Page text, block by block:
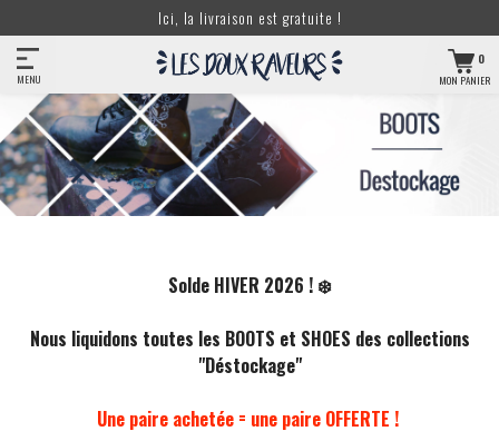
Ici, la livraison est gratuite !
0
MON PANIER
MENU
Solde HIVER 2026 ! ❄️
Nous liquidons toutes les BOOTS et SHOES des collections
"Déstockage"
Une paire achetée = une paire OFFERTE !